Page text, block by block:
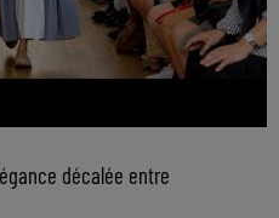
décalée entre